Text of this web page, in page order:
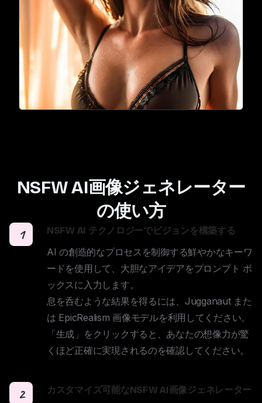
NSFW AI画像ジェネレーター
の使い方
1 NSFW AI テクノロジーでビジョンを構築する
AI の創造的なプロセスを制御する鮮やかなキーワ
ードを使用して、大胆なアイデアをプロンプト ボ
ックスに入力します。
息を呑むような結果を得るには、Jugganaut また
は EpicRealism 画像モデルを利用してください。
「生成」をクリックすると、あなたの想像力が驚
くほど正確に実現されるのを確認してください。
2 カスタマイズ可能なNSFW AI画像ジェネレーター